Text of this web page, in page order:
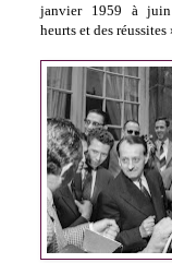
janvier 1959 à
heurts et des réussites